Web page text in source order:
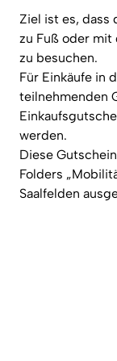
Ziel ist es, dass
zu Fuß oder mit
zu besuchen.
Für Einkäufe in
teilnehmenden
werden.
Diese
Folders
Saalfelden